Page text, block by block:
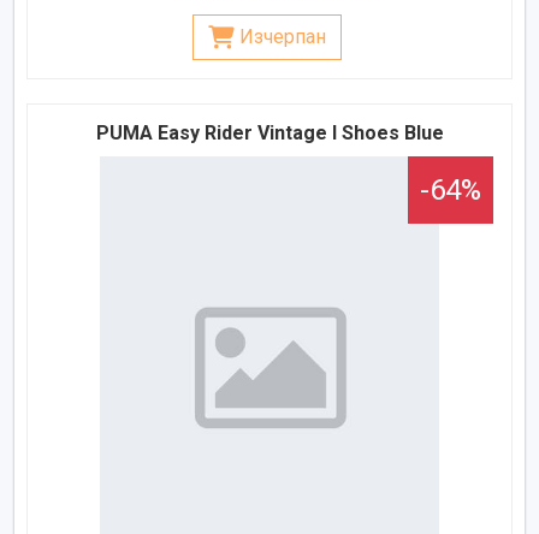
Изчерпан
PUMA Easy Rider Vintage I Shoes Blue
-64%